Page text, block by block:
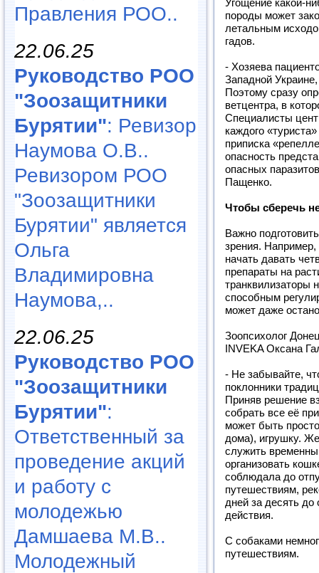
Правления РОО..
22.06.25
Руководство РОО
"Зоозащитники
Бурятии": Ревизор
Наумова О.В..
Ревизором РОО
"Зоозащитники
Бурятии" является
Ольга
Владимировна
Наумова,..
22.06.25
Руководство РОО
"Зоозащитники
Бурятии":
Ответственный за
проведение акций
и работу с
молодежью
Дамшаева М.В..
Молодежный
Угощение какой-
породы может
летальным
гадов.
- Хозяева
Западной
Поэтому сразу
ветцентра, в
Специалисты
каждого
приписка
опасность
опасных
Пащенко.
Чтобы сберечь
Важно
зрения.
начать давать
препараты на
транквилизаторы
способным
может даже
Зоопсихолог
INVEKA Оксана
- Не забывайте,
поклонники
Приняв решение
собрать все её
может быть
дома), игрушку.
служить
организовать
соблюдала до
путешествиям,
дней за десять до
действия.
С собаками
путешествиям.